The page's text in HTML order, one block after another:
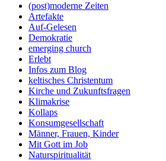
(post)moderne Zeiten
Artefakte
Auf-Gelesen
Demokratie
emerging church
Erlebt
Infos zum Blog
keltisches Christentum
Kirche und Zukunftsfragen
Klimakrise
Kollaps
Konsumgesellschaft
Männer, Frauen, Kinder
Mit Gott im Job
Naturspiritualität